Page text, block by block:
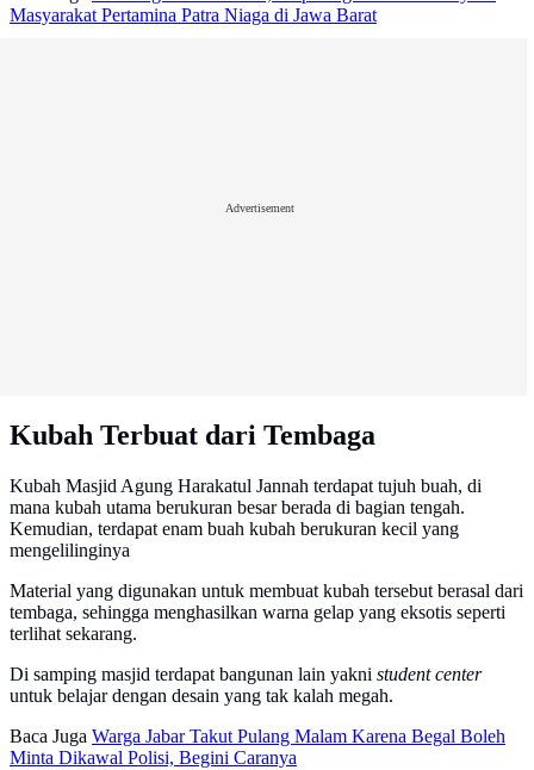
Masyarakat Pertamina Patra Niaga di Jawa Barat
Advertisement
Kubah Terbuat dari Tembaga
Kubah Masjid Agung Harakatul Jannah terdapat tujuh buah, di
mana kubah utama berukuran besar berada di bagian tengah.
Kemudian, terdapat enam buah kubah berukuran kecil yang
mengelilinginya
Material yang digunakan untuk membuat kubah tersebut berasal dari
tembaga, sehingga menghasilkan warna gelap yang eksotis seperti
terlihat sekarang.
Di samping masjid terdapat bangunan lain yakni student center
untuk belajar dengan desain yang tak kalah megah.
Baca Juga Warga Jabar Takut Pulang Malam Karena Begal Boleh
Minta Dikawal Polisi, Begini Caranya